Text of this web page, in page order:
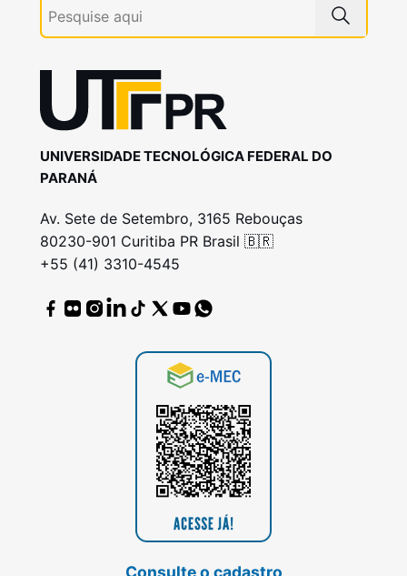
UNIVERSIDADE TECNOLÓGICA FEDERAL DO
PARANÁ
Av. Sete de Setembro, 3165 Rebouças
80230-901 Curitiba PR Brasil 🇧🇷
+55 (41) 3310-4545
Consulte o cadastro